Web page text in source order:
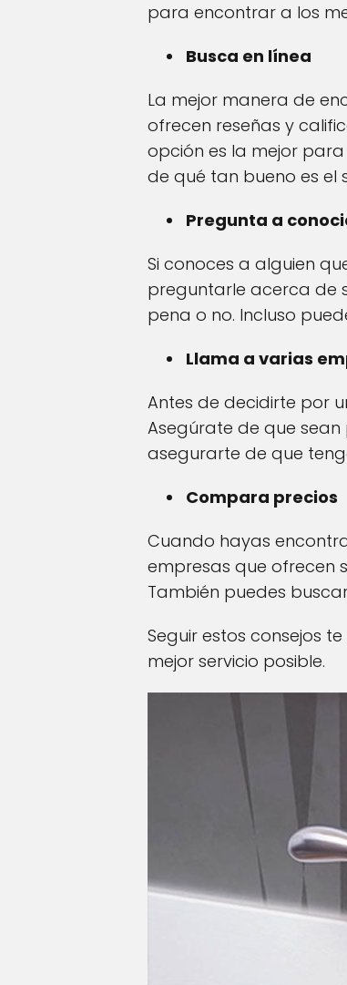
para encontrar a los
Busca en línea
La mejor manera de
ofrecen reseñas y
opción es la mejor
de qué tan bueno es el
Pregunta a
Si conoces a alguien
preguntarle acerca de
pena o no. Incluso
Llama a varias
Antes de decidirte por
Asegúrate de que
asegurarte de que
Compara precios
Cuando hayas
empresas que ofrecen
También puedes
Seguir estos consejos
mejor servicio posible.